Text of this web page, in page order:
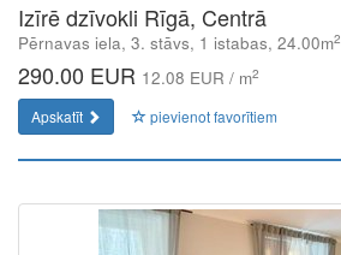
Izīrē dzīvokli Rīgā, Centrā
Pērnavas iela, 3. stāvs, 1 istabas, 24.00m2
290.00 EUR 12.08 EUR / m2
Apskatīt pievienot favorītiem